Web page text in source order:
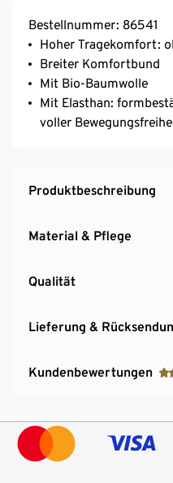
Bestellnummer: 86541
Hoher Tragekomfort:
Breiter Komfortbund
Mit Bio-Baumwolle
Mit Elasthan:
voller
Produktbeschreibung
Material & Pflege
Qualität
Lieferung &
Kundenbewertungen